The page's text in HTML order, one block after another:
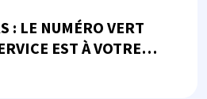
: LE NUMÉRO VERT
EST À VOTRE